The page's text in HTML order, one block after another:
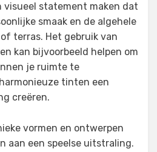
visueel statement maken dat
smaak en de algehele
terras. Het gebruik van
kan bijvoorbeeld helpen om
je ruimte te
tinten een
creëren.
vormen en ontwerpen
aan een speelse uitstraling.